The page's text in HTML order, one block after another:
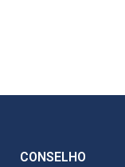
CONSELHO